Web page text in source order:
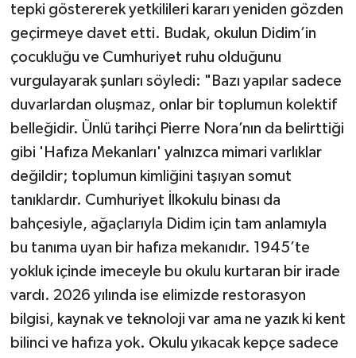
tepki göstererek yetkilileri kararı yeniden gözden
geçirmeye davet etti. Budak, okulun Didim’in
çocukluğu ve Cumhuriyet ruhu olduğunu
vurgulayarak şunları söyledi: "Bazı yapılar sadece
duvarlardan oluşmaz, onlar bir toplumun kolektif
belleğidir. Ünlü tarihçi Pierre Nora’nın da belirttiği
gibi 'Hafıza Mekanları' yalnızca mimari varlıklar
değildir; toplumun kimliğini taşıyan somut
tanıklardır. Cumhuriyet İlkokulu binası da
bahçesiyle, ağaçlarıyla Didim için tam anlamıyla
bu tanıma uyan bir hafıza mekanıdır. 1945’te
yokluk içinde imeceyle bu okulu kurtaran bir irade
vardı. 2026 yılında ise elimizde restorasyon
bilgisi, kaynak ve teknoloji var ama ne yazık ki kent
bilinci ve hafıza yok. Okulu yıkacak kepçe sadece